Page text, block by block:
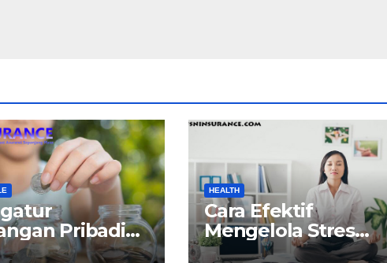
Pribadi
Gaya Hidup
HEALTH
Cara Efektif
Mengelola Stres
demi Kesehatan